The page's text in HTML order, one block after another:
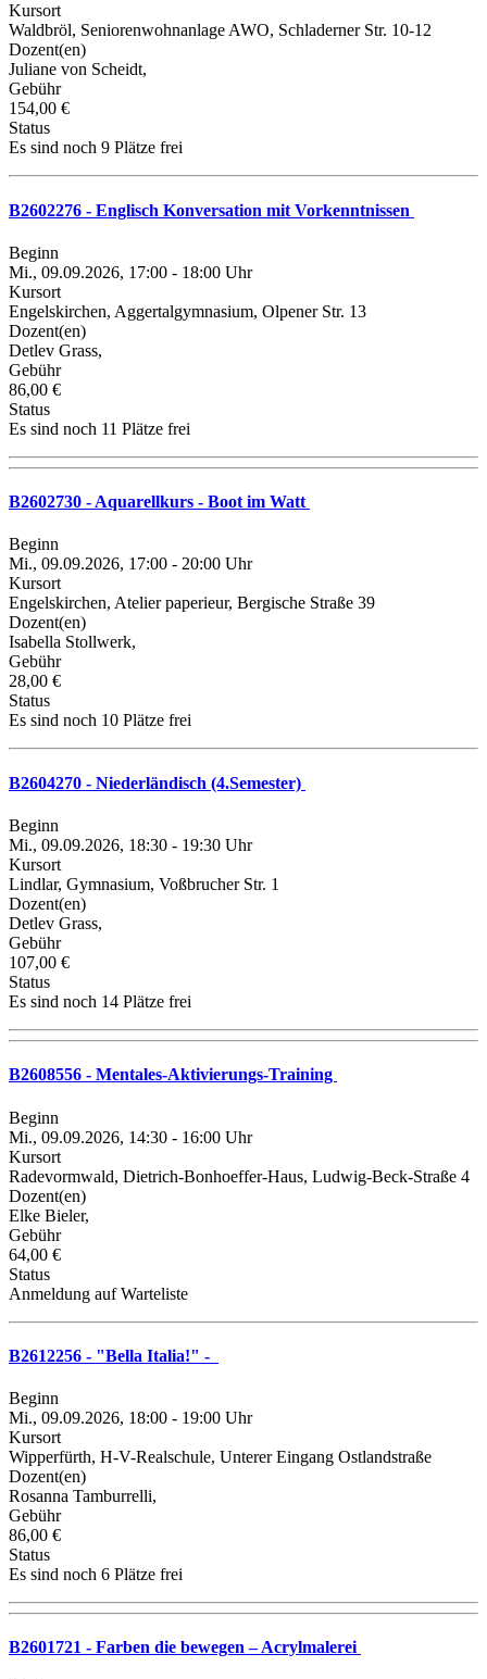
Kursort
Waldbröl, Seniorenwohnanlage AWO, Schladerner Str. 10-12
Dozent(en)
Juliane von Scheidt,
Gebühr
154,00 €
Status
Es sind noch 9 Plätze frei
B2602276 - Englisch Konversation mit Vorkenntnissen
Beginn
Mi., 09.09.2026, 17:00 - 18:00 Uhr
Kursort
Engelskirchen, Aggertalgymnasium, Olpener Str. 13
Dozent(en)
Detlev Grass,
Gebühr
86,00 €
Status
Es sind noch 11 Plätze frei
B2602730 - Aquarellkurs - Boot im Watt
Beginn
Mi., 09.09.2026, 17:00 - 20:00 Uhr
Kursort
Engelskirchen, Atelier paperieur, Bergische Straße 39
Dozent(en)
Isabella Stollwerk,
Gebühr
28,00 €
Status
Es sind noch 10 Plätze frei
B2604270 - Niederländisch (4.Semester)
Beginn
Mi., 09.09.2026, 18:30 - 19:30 Uhr
Kursort
Lindlar, Gymnasium, Voßbrucher Str. 1
Dozent(en)
Detlev Grass,
Gebühr
107,00 €
Status
Es sind noch 14 Plätze frei
B2608556 - Mentales-Aktivierungs-Training
Beginn
Mi., 09.09.2026, 14:30 - 16:00 Uhr
Kursort
Radevormwald, Dietrich-Bonhoeffer-Haus, Ludwig-Beck-Straße 4
Dozent(en)
Elke Bieler,
Gebühr
64,00 €
Status
Anmeldung auf Warteliste
B2612256 - "Bella Italia!" -
Beginn
Mi., 09.09.2026, 18:00 - 19:00 Uhr
Kursort
Wipperfürth, H-V-Realschule, Unterer Eingang Ostlandstraße
Dozent(en)
Rosanna Tamburrelli,
Gebühr
86,00 €
Status
Es sind noch 6 Plätze frei
B2601721 - Farben die bewegen – Acrylmalerei